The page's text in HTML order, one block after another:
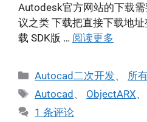
Autodesk官方网站的下载
议之类 下载把直接下载地
载 SDK版 … 阅读更多
分
类
Autocad二次开发、 所
标
签
Autocad、 ObjectARX
1 条评论